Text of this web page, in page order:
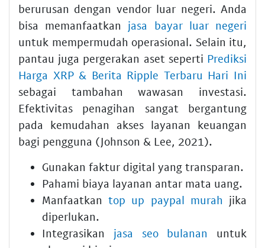
berurusan dengan vendor luar negeri. Anda
bisa memanfaatkan jasa bayar luar negeri
untuk mempermudah operasional. Selain itu,
pantau juga pergerakan aset seperti Prediksi
Harga XRP & Berita Ripple Terbaru Hari Ini
sebagai tambahan wawasan investasi.
Efektivitas penagihan sangat bergantung
pada kemudahan akses layanan keuangan
bagi pengguna (Johnson & Lee, 2021).
Gunakan faktur digital yang transparan.
Pahami biaya layanan antar mata uang.
Manfaatkantop up paypal murah jika
diperlukan.
Integrasikan jasa seo bulanan untuk